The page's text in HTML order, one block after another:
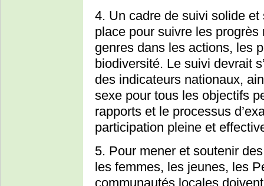
4. Un cadre de suivi solide
place pour suivre les progrès
genres dans les actions, les
biodiversité. Le suivi devrait
des indicateurs nationaux,
sexe pour tous les objectifs
rapports et le processus
participation pleine et
5. Pour mener et soutenir
les femmes, les jeunes, les
communautés locales